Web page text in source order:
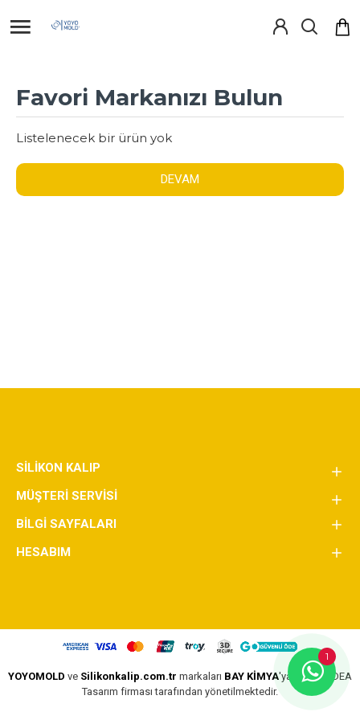
Favori Markanızı Bulun
Listelenecek bir ürün yok
DEVAM
SILIKON KALIP
MÜŞTERI SERVISI
BILGI SAYFALARI
HESABIM
YOYOMOLD ve Silikonkalip.com.tr markaları BAY KİMYA'ya aittir ve IDEA
Tasarım firması tarafından yönetilmektedir.
1